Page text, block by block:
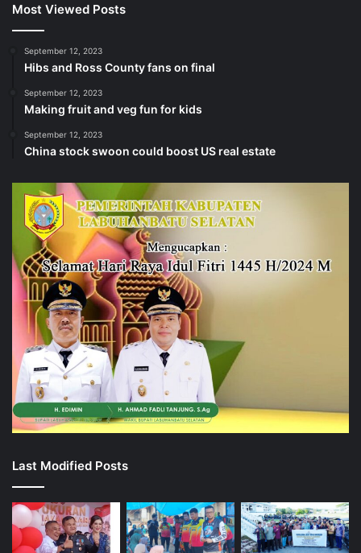
Most Viewed Posts
September 12, 2023
Hibs and Ross County fans on final
September 12, 2023
Making fruit and veg fun for kids
September 12, 2023
China stock swoon could boost US real estate
Last Modified Posts